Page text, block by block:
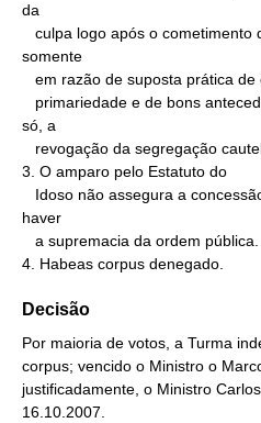
da
somente
só, a
3. O amparo pelo Estatuto do
haver
4. Habeas corpus denegado.
Decisão
Por maioria de votos, a Turma
corpus; vencido o Ministro o
justificadamente, o Ministro
16.10.2007.